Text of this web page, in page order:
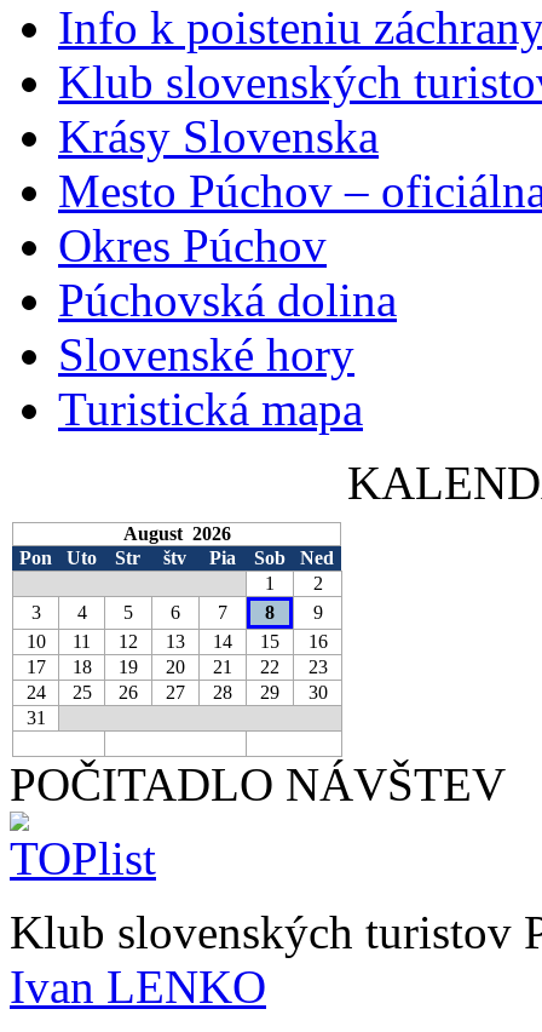
Info k poisteniu
Klub slovenských
Krásy Slovenska
Mesto Púchov –
Okres Púchov
Púchovská dolina
Slovenské hory
Turistická mapa
August 2026
Pon
Uto Str štv Pia Sob
Ned
1
2
3
4 5 6 7 8
9
10
11 12 13 14 15
16
17
18 19 20 21 22
23
24
25 26 27 28 29
30
31
POČITADLO NÁVŠTEV
Klub slovenských turistov
Ivan LENKO